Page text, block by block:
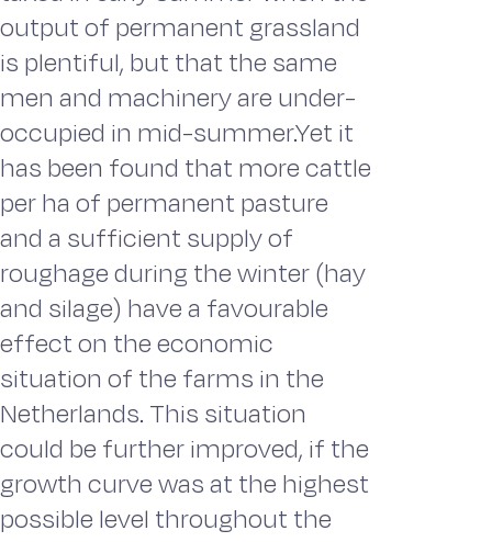
output of permanent grassland
is plentiful, but that the same
men and machinery are under-
occupied in mid-summer.Yet it
has been found that more cattle
per ha of permanent pasture
and a sufficient supply of
roughage during the winter (hay
and silage) have a favourable
effect on the economic
situation of the farms in the
Netherlands. This situation
could be further improved, if the
growth curve was at the highest
possible level throughout the